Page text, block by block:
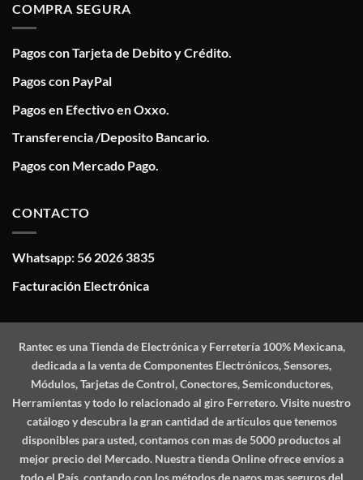
COMPRA SEGURA
Pagos con Tarjeta de Debito y Crédito.
Pagos con PayPal
Pagos en Efectivo en Oxxo.
Transferencia /Deposito Bancario.
Pagos con Mercado Pago.
CONTACTO
Whatsapp: 56 2026 3835
Facturación Electrónica
Ranteces una Tienda de Electrónica y Ferretería 100% Mexicana,
dedicada a la venta de Componentes Electrónicos, Sensores,
Módulos, Tarjetas de Control, Conectores, Semiconductores,
Herramientas y todo lo relacionado al giro Ferretero. Visite nuestro
catálogo y descubra la gran cantidad de artículos que tenemos
disponibles para usted, contamos con mas de 5000 productos al
mejor precio del Mercado. Nuestra tienda Online ofrece envíos a
todo el País, contando con los métodos de pagos mas seguros del